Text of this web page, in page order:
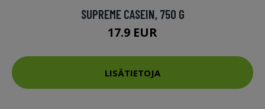
SUPREME CASEIN, 750 G
17.9 EUR
LISÄTIETOJA